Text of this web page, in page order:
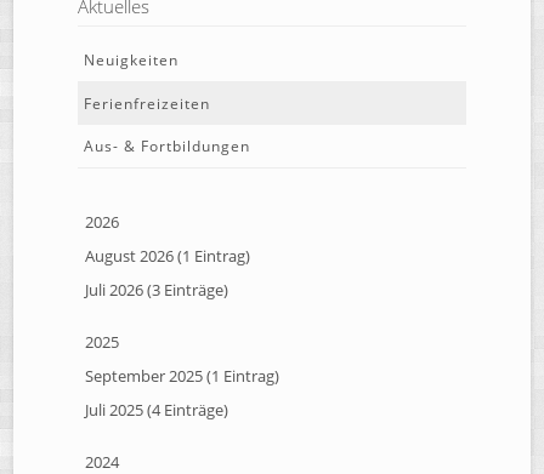
Aktuelles
Neuigkeiten
Ferienfreizeiten
Aus- & Fortbildungen
2026
August 2026 (1 Eintrag)
Juli 2026 (3 Einträge)
2025
September 2025 (1 Eintrag)
Juli 2025 (4 Einträge)
2024